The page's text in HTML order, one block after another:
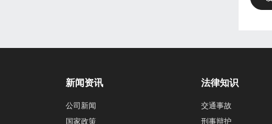
新闻资讯
公司新闻
国家政策
法律知识
交通事故
刑事辩护